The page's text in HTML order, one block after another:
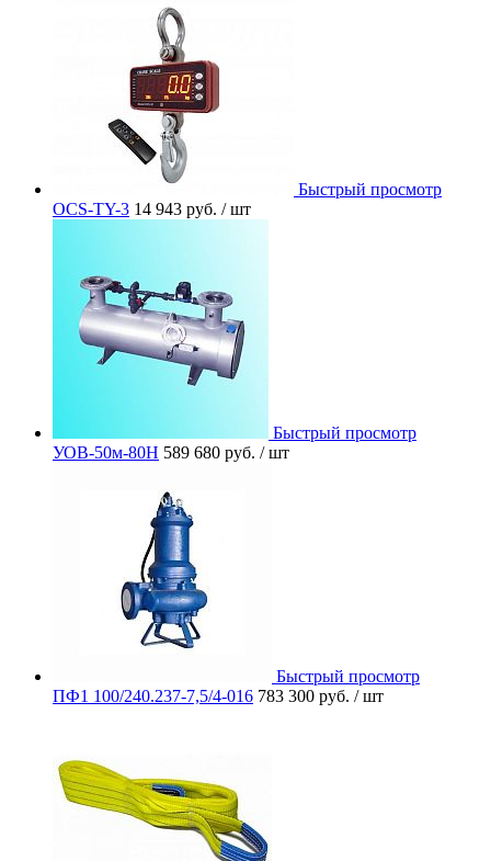
Быстрый просмотр
OCS-TY-3 14 943 руб. / шт
Быстрый просмотр
УОВ-50м-80Н 589 680 руб. / шт
Быстрый просмотр
ПФ1 100/240.237-7,5/4-016 783 300 руб. / шт